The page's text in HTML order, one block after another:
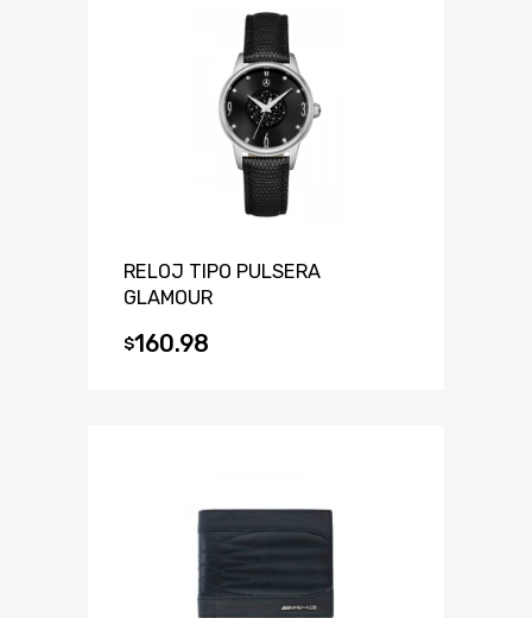
RELOJ TIPO PULSERA
GLAMOUR
$160.98